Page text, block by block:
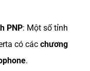
PNP: Một số tỉnh
có các chương
.